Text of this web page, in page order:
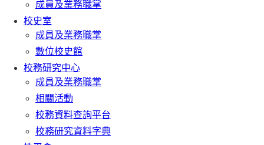
成員及業務職掌
校史室
成員及業務職掌
數位校史館
校務研究中心
成員及業務職掌
相關活動
校務資料查詢平台
校務研究資料字典